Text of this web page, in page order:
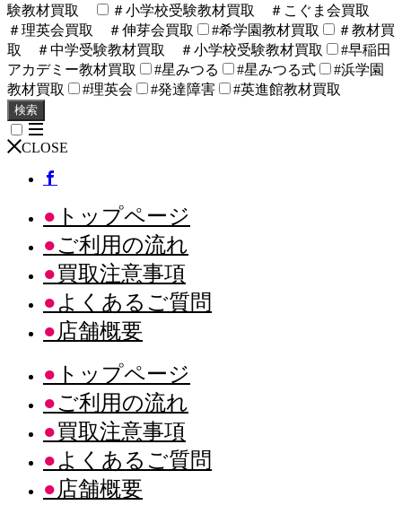
験教材買取
＃小学校受験教材買取 ＃こぐま会買取
＃理英会買取 ＃伸芽会買取
#希学園教材買取
＃教材買
取 ＃中学受験教材買取 ＃小学校受験教材買取
#早稲田
アカデミー教材買取
#星みつる #星みつる式
#浜学園
教材買取
#理英会 #発達障害 #英進館教材買取
検索
CLOSE
トップページ
ご利用の流れ
買取注意事項
よくあるご質問
店舗概要
トップページ
ご利用の流れ
買取注意事項
よくあるご質問
店舗概要